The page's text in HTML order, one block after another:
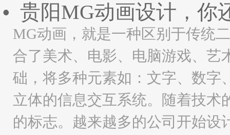
• 贵阳MG动画设计，你
MG动画，就是一种区别于传统
合了美术、电影、电脑游戏、艺
础，将多种元素如：文字、数字
立体的信息交互系统。随着技术
的标志。越来越多的公司开始设